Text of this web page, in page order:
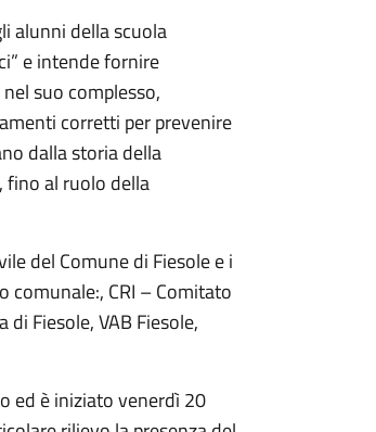
alunni della scuola
e intende fornire
suo complesso,
corretti per prevenire
dalla storia della
fino al ruolo della
del Comune di Fiesole e i
CRI – Comitato
Fiesole, VAB Fiesole,
ed è iniziato venerdì 20